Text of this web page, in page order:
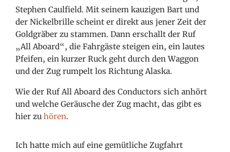
Stephen Caulfield. Mit seinem kauzigen Bart und
der Nickelbrille scheint er direkt aus jener Zeit der
Goldgräber zu stammen. Dann erschallt der Ruf
„All Aboard“, die Fahrgäste steigen ein, ein lautes
Pfeifen, ein kurzer Ruck geht durch den Waggon
und der Zug rumpelt los Richtung Alaska.
Wie der Ruf All Aboard des Conductors sich anhört
und welche Geräusche der Zug macht, das gibt es
hier zuhören.
Ich hatte mich auf eine gemütliche Zugfahrt